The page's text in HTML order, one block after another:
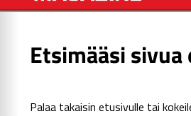
Etsimääsi
Palaa takaisin etusivulle tai